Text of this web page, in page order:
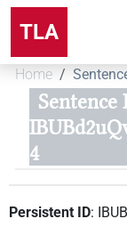
TLA
Home
Sentence
4
Persistent ID: